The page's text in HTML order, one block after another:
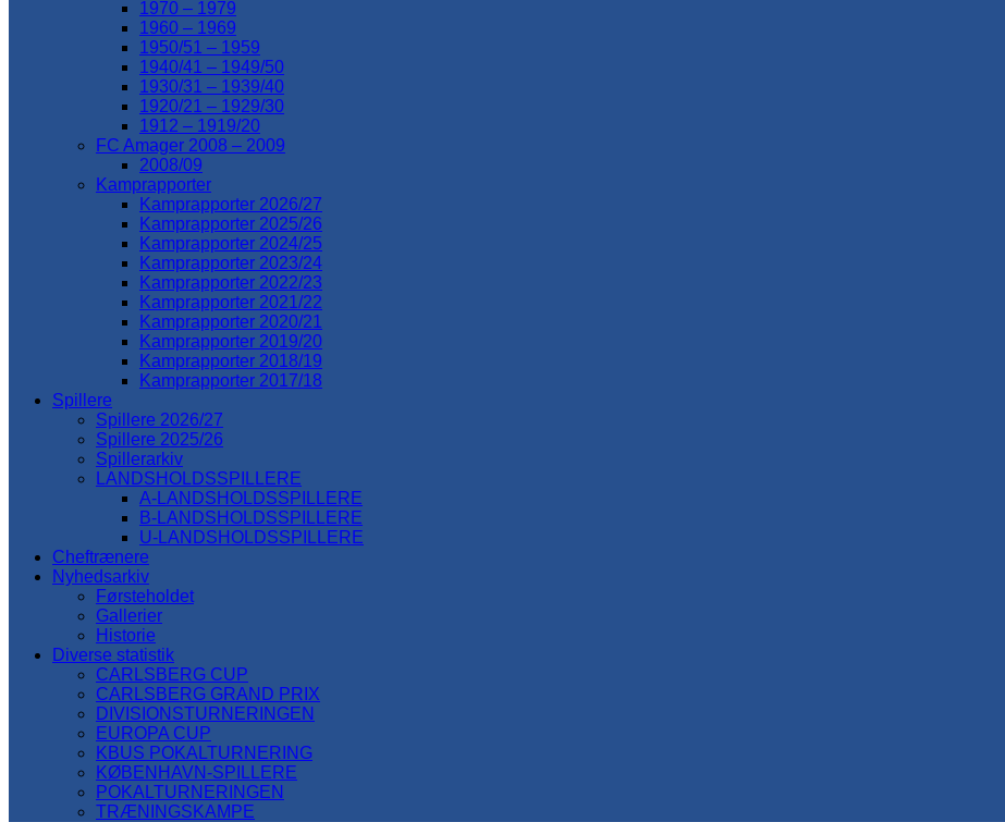
1970 – 1979
1960 – 1969
1950/51 – 1959
1940/41 – 1949/50
1930/31 – 1939/40
1920/21 – 1929/30
1912 – 1919/20
FC Amager 2008 – 2009
2008/09
Kamprapporter
Kamprapporter 2026/27
Kamprapporter 2025/26
Kamprapporter 2024/25
Kamprapporter 2023/24
Kamprapporter 2022/23
Kamprapporter 2021/22
Kamprapporter 2020/21
Kamprapporter 2019/20
Kamprapporter 2018/19
Kamprapporter 2017/18
Spillere
Spillere 2026/27
Spillere 2025/26
Spillerarkiv
LANDSHOLDSSPILLERE
A-LANDSHOLDSSPILLERE
B-LANDSHOLDSSPILLERE
U-LANDSHOLDSSPILLERE
Cheftrænere
Nyhedsarkiv
Førsteholdet
Gallerier
Historie
Diverse statistik
CARLSBERG CUP
CARLSBERG GRAND PRIX
DIVISIONSTURNERINGEN
EUROPA CUP
KBUS POKALTURNERING
KØBENHAVN-SPILLERE
POKALTURNERINGEN
TRÆNINGSKAMPE